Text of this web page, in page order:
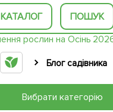
КАТАЛОГ ПОШУК
Блог садівника
Вибрати категорію